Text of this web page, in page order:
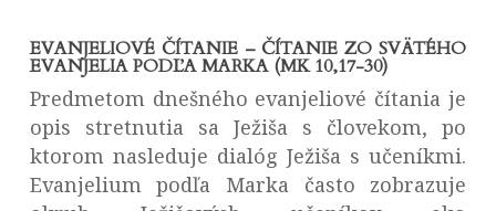
EVANJELIOVÉ ČÍTANIE – ČÍTANIE ZO SVÄTÉHO
EVANJELIA PODĽA MARKA (MK 10,17-30)
Predmetom dnešného evanjeliové čítania je
opis stretnutia sa Ježiša s človekom, po
ktorom nasleduje dialóg Ježiša s učeníkmi.
Evanjelium podľa Marka často zobrazuje